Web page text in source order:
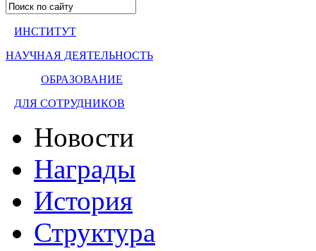
ИНСТИТУТ
НАУЧНАЯ ДЕЯТЕЛЬНОСТЬ
ОБРАЗОВАНИЕ
ДЛЯ СОТРУДНИКОВ
Новости
Награды
История
Структура